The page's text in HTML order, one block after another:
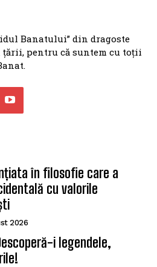
Banatului” din dragoste
țării, pentru că suntem cu toții
în filosofie care a
cu valorile
2026
i legendele,